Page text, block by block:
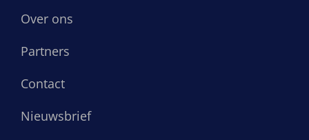
Over ons
Partners
Contact
Nieuwsbrief